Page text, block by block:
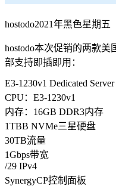
hostodo2021年黑色星期五
hostodo本次促销的两款
部支持即插即用：
E3-1230v1 Dedicated Server
CPU：E3-1230v1
内存：16GB DDR3内存
1TBB NVMe三星硬盘
30TB流量
1Gbps带宽
/29 IPv4
SynergyCP控制面板